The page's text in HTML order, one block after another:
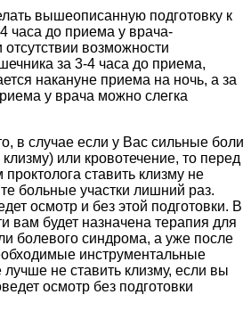
вышеописанную подготовку к
часа до приема у врача-
отсутствии возможности
за 3-4 часа до приема,
накануне приема на ночь, а за
у врача можно слегка
в случае если у Вас сильные боли
или кровотечение, то перед
ставить клизму не
больные участки лишний раз.
осмотр и без этой подготовки. В
вам будет назначена терапия для
болевого синдрома, а уже после
инструментальные
не ставить клизму, если вы
осмотр без подготовки